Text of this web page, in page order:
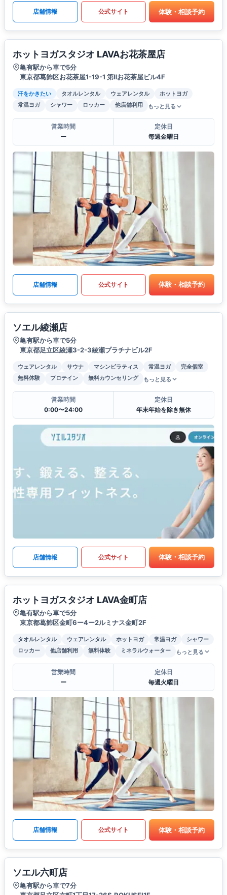
店舗情報 公式サイト 体験・相談予約
ホットヨガスタジオ LAVAお花茶屋店
亀有駅から車で5分
東京都葛飾区お花茶屋1-19-1 第Ⅱお花茶屋ビル4F
汗をかきたい タオルレンタル ウェアレンタル
ホットヨガ
常温ヨガ
シャワー ロッカー 他店舗利用 もっと見る
営業時間
ー
定休日
毎週金曜日
店舗情報 公式サイト 体験・相談予約
ソエル綾瀬店
亀有駅から車で5分
東京都足立区綾瀬3-2-3綾瀬プラチナビル2F
ウェアレンタル サウナ マシンピラティス 常温ヨガ
完全個室
無料体験
プロテイン 無料カウンセリング もっと見る
営業時間
0:00〜24:00
定休日
年末年始を除き無休
店舗情報 公式サイト 体験・相談予約
ホットヨガスタジオ LAVA金町店
亀有駅から車で5分
東京都葛飾区金町6ー4ー2ルミナス金町2F
タオルレンタル ウェアレンタル ホットヨガ 常温ヨガ
シャワー
ロッカー
他店舗利用 無料体験 ミネラルウォーター もっと見る
営業時間
ー
定休日
毎週火曜日
店舗情報 公式サイト 体験・相談予約
ソエル六町店
亀有駅から車で7分